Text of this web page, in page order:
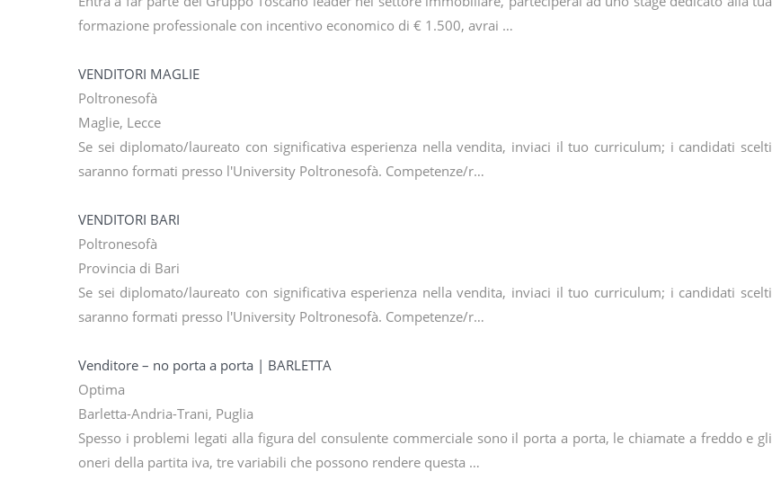
formazione professionale con incentivo economico di € 1.500, avrai …
VENDITORI MAGLIE
Poltronesofà
Maglie, Lecce
Se sei diplomato/laureato con significativa esperienza nella vendita, inviaci il tuo curriculum; i candidati scelti
saranno formati presso l'University Poltronesofà. Competenze/r…
VENDITORI BARI
Poltronesofà
Provincia di Bari
Se sei diplomato/laureato con significativa esperienza nella vendita, inviaci il tuo curriculum; i candidati scelti
saranno formati presso l'University Poltronesofà. Competenze/r…
Venditore – no porta a porta | BARLETTA
Optima
Barletta-Andria-Trani, Puglia
Spesso i problemi legati alla figura del consulente commerciale sono il porta a porta, le chiamate a freddo e gli
oneri della partita iva, tre variabili che possono rendere questa …